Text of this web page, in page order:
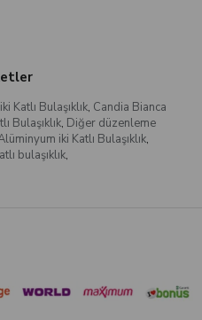
Katlı Bulaşıklık, Candia Bianca
Bulaşıklık, Diğer düzenleme
iki Katlı Bulaşıklık,
bulaşıklık,